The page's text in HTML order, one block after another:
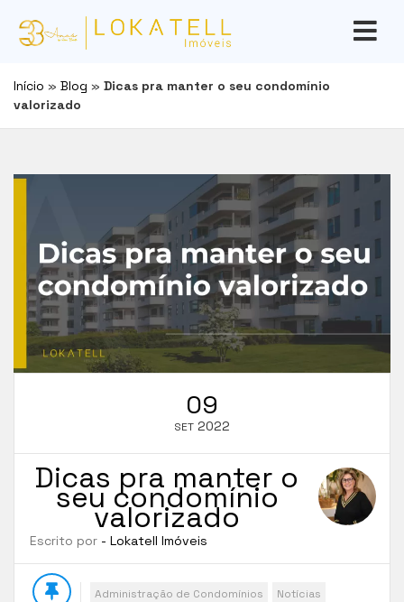
Início » Blog » Dicas pra manter o seu condomínio
valorizado
09
SET 2022
Dicas pra manter o
seu condomínio
valorizado
Escrito por - Lokatell Imóveis
Administração de Condomínios Notícias